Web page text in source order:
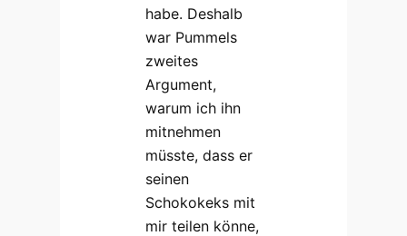
habe. Deshalb
war Pummels
zweites
Argument,
warum ich ihn
mitnehmen
müsste, dass er
seinen
Schokokeks mit
mir teilen könne,